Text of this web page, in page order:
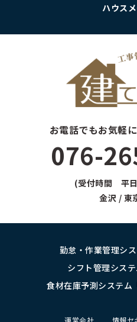
ハウス
お電話でもお気軽
076-
(受付時間 平
金沢 / 東
勤怠・作業管理シ
シフト管理システ
食材在庫予測システム
運営会社 情報セ